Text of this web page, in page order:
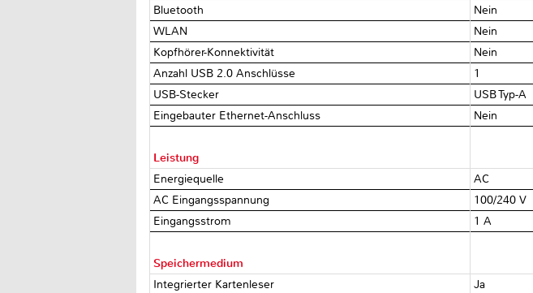
Bluetooth
Nein
WLAN
Nein
Kopfhörer-Konnektivität
Nein
Anzahl USB 2.0 Anschlüsse
1
USB-Stecker
USB Typ-A
Eingebauter Ethernet-Anschluss
Nein
Leistung
Energiequelle
AC
AC Eingangsspannung
100/240 V
Eingangsstrom
1 A
Speichermedium
Integrierter Kartenleser
Ja